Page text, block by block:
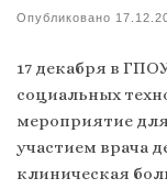
Опубликовано
17 декабря в
социальных
мероприятие
участием врача
клиническая